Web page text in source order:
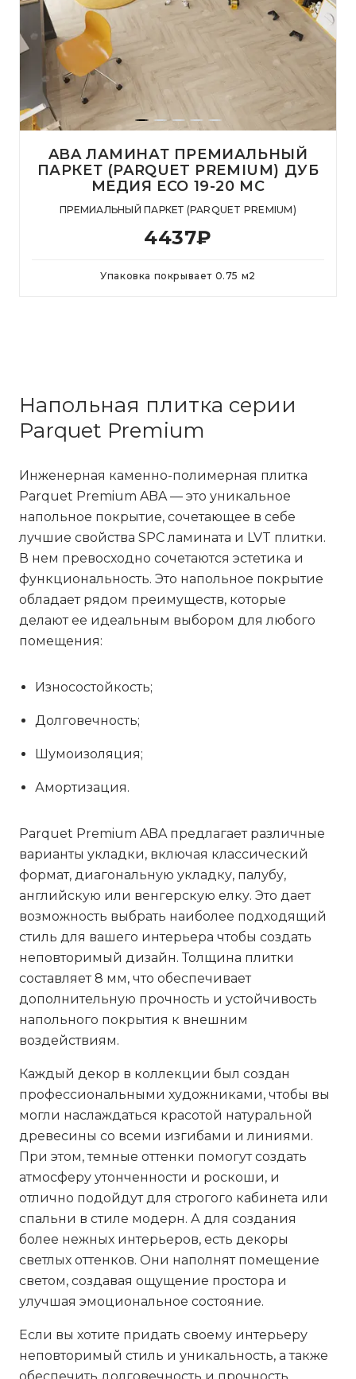
ABA ЛАМИНАТ ПРЕМИАЛЬНЫЙ
ПАРКЕТ (PARQUET PREMIUM) ДУБ
МЕДИЯ ECO 19-20 MC
ПРЕМИАЛЬНЫЙ ПАРКЕТ (PARQUET PREMIUM)
4437₽
Упаковка покрывает 0.75 м2
Напольная плитка серии
Parquet Premium
Инженерная каменно-полимерная плитка
Parquet Premium ABA — это уникальное
напольное покрытие, сочетающее в себе
лучшие свойства SPC ламината и LVT плитки.
В нем превосходно сочетаются эстетика и
функциональность. Это напольное покрытие
обладает рядом преимуществ, которые
делают ее идеальным выбором для любого
помещения:
Износостойкость;
Долговечность;
Шумоизоляция;
Амортизация.
Parquet Premium ABA предлагает различные
варианты укладки, включая классический
формат, диагональную укладку, палубу,
английскую или венгерскую елку. Это дает
возможность выбрать наиболее подходящий
стиль для вашего интерьера чтобы создать
неповторимый дизайн. Толщина плитки
составляет 8 мм, что обеспечивает
дополнительную прочность и устойчивость
напольного покрытия к внешним
воздействиям.
Каждый декор в коллекции был создан
профессиональными художниками, чтобы вы
могли наслаждаться красотой натуральной
древесины со всеми изгибами и линиями.
При этом, темные оттенки помогут создать
атмосферу утонченности и роскоши, и
отлично подойдут для строгого кабинета или
спальни в стиле модерн. А для создания
более нежных интерьеров, есть декоры
светлых оттенков. Они наполнят помещение
светом, создавая ощущение простора и
улучшая эмоциональное состояние.
Если вы хотите придать своему интерьеру
неповторимый стиль и уникальность, а также